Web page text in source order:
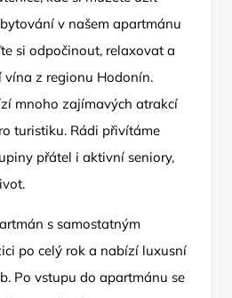
v našem apartmánu
si odpočinout, relaxovat a
vína z regionu Hodonín.
mnoho zajímavých atrakcí
turistiku. Rádi přivítáme
přátel i aktivní seniory,
s samostatným
po celý rok a nabízí luxusní
Po vstupu do apartmánu se